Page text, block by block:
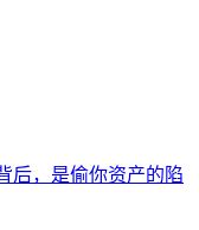
后，是偷你资产的陷